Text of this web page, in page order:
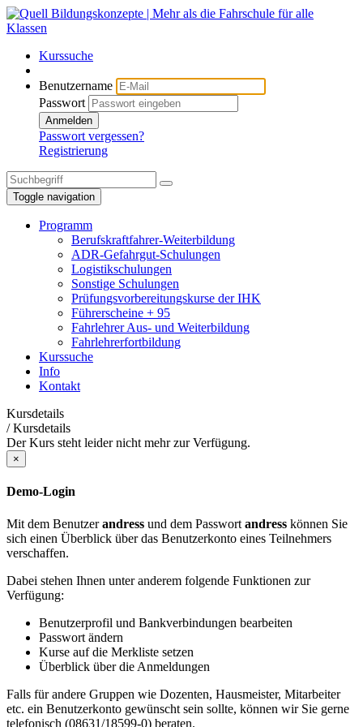
Kurssuche
Benutzername
Passwort
Anmelden
Passwort vergessen?
Registrierung
Toggle navigation
Programm
Berufskraftfahrer-Weiterbildung
ADR-Gefahrgut-Schulungen
Logistikschulungen
Sonstige Schulungen
Prüfungsvorbereitungskurse der IHK
Führerscheine + 95
Fahrlehrer Aus- und Weiterbildung
Fahrlehrerfortbildung
Kurssuche
Info
Kontakt
Kursdetails
/Kursdetails
Der Kurs steht leider nicht mehr zur Verfügung.
×
Demo-Login
Mit dem Benutzerandress und dem Passwort andress können Sie
sich einen Überblick über das Benutzerkonto eines Teilnehmers
verschaffen.
Dabei stehen Ihnen unter anderem folgende Funktionen zur
Verfügung:
Benutzerprofil und Bankverbindungen bearbeiten
Passwort ändern
Kurse auf die Merkliste setzen
Überblick über die Anmeldungen
Falls für andere Gruppen wie Dozenten, Hausmeister, Mitarbeiter
etc. ein Benutzerkonto gewünscht sein sollte, können wir Sie gerne
telefonisch (08631/18599-0) beraten.